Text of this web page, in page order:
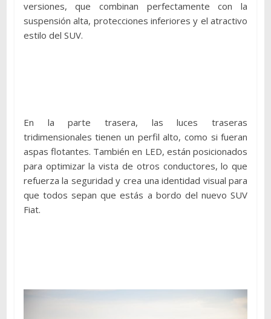
versiones, que combinan perfectamente con la
suspensión alta, protecciones inferiores y el atractivo
estilo del SUV.
En la parte trasera, las luces traseras
tridimensionales tienen un perfil alto, como si fueran
aspas flotantes. También en LED, están posicionados
para optimizar la vista de otros conductores, lo que
refuerza la seguridad y crea una identidad visual para
que todos sepan que estás a bordo del nuevo SUV
Fiat.